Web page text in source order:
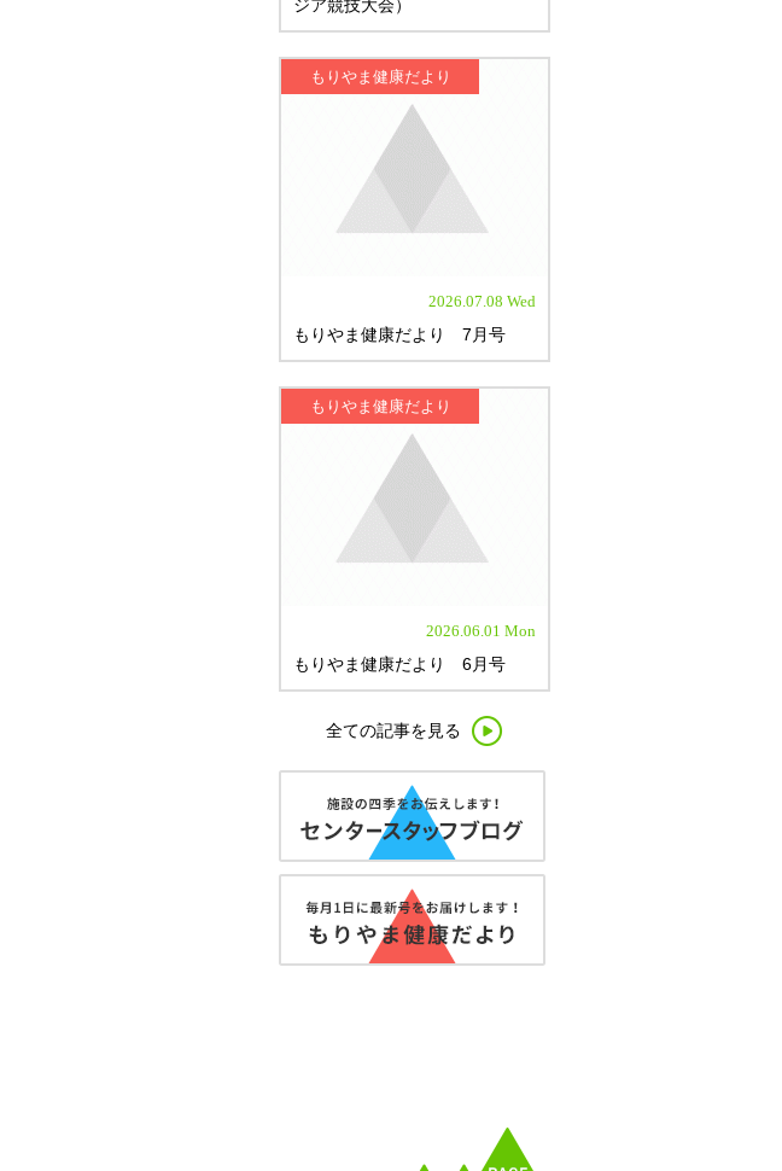
ジア競技大会）
もりやま健康だより
2026.07.08 Wed
もりやま健康だより 7月号
もりやま健康だより
2026.06.01 Mon
もりやま健康だより 6月号
全ての記事を見る